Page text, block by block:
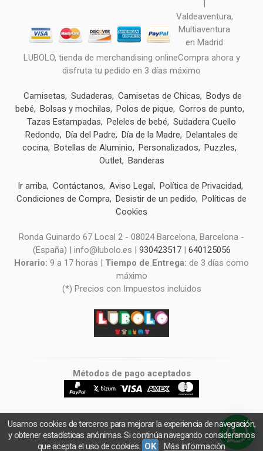
LUBOLO, tienda de merchandising onlineCompra ahora y
disfruta tu pedido en 3 días máximo
Camisetas Sudaderas Camisetas de Chicas
Bodys de
bebé
Bolsas y mochilas Polos de pique
Gorros de punto
Tazas Estampadas
Peleles de bebé
Sudadera Cuello
Redondo
Día del Padre Día de la Madre
Delantales de
cocina Botellas de Aluminio Personalizados
Puzzles
Outlet Banderas
Ir arriba Contáctanos Aviso Legal
Política de Privacidad
Condiciones de Compra Desistir de un pedido
Políticas de
Cookies
Ronda Guinardo 67 Local 2 - 08024 Barcelona, Barcelona -
(España) | info@lubolo.es | 930423517| 640125056
Horario: 9 a 17 horas | Tiempo de Entrega: de 3 días como
máximo
(*) Precios con Impuestos incluidos
Métodos de pago aceptados
Usamos cookies de terceros para mejorar la experiencia de navegación,
y obtener estadísticas anónimas. Si continúa navegando consideramos
que acepta el uso de cookies. OK Más información